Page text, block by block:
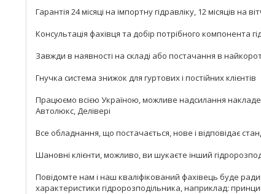
Гарантія 24 місяці на імпортну гідравліку, 12 місяців на
Консультація фахівця та добір потрібного компонента
Завжди в наявності на складі або постачання в
Гнучка система знижок для гуртових і постійних клієнтів
Працюємо всією Україною, можливе надсилання
Автолюкс, Делівері
Все обладнання, що постачається, нове і відповідає
Шановні клієнти, можливо, ви шукаєте інший
Повідомте нам і наш кваліфікований фахівець буде
характеристики гідророзподільника, наприклад: